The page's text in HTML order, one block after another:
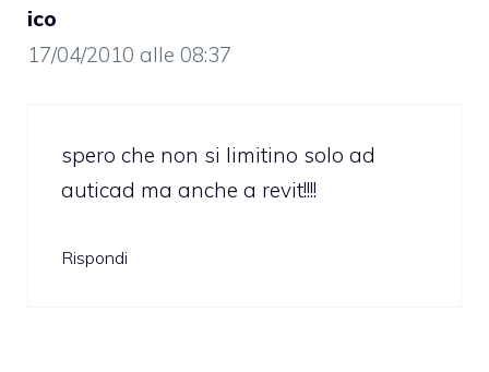
ico
17/04/2010 alle 08:37
spero che non si limitino solo ad
auticad ma anche a revit!!!!
Rispondi